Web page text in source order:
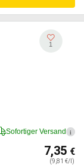
1
Sofortiger Versand i
7,35 €
(9,81 €/l)